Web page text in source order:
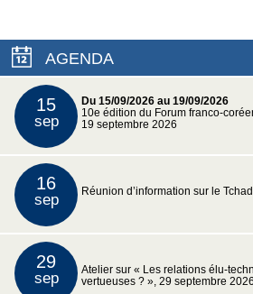
AGENDA
15
sep
Du 15/09/2026 au 19/09/2026
10e édition du Forum franco-
19 septembre 2026
16
sep Réunion d’information sur le
29
sep
Atelier sur « Les relations élu-
vertueuses ? », 29 septembre 2026